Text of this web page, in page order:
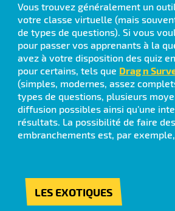
Vous trouvez généralement un
votre classe virtuelle (mais
de types de questions). Si vous
pour passer vos apprenants à la
avez à votre disposition des quiz
pour certains, tels que Drag n
(simples, modernes, assez
types de questions, plusieurs
diffusion possibles ainsi qu’une
résultats. La possibilité de faire
embranchements est, par
LES EXOTIQUES